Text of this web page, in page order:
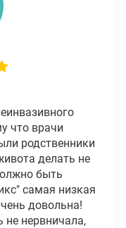
что врачи
родственники
делать не
быть
самая низкая
довольна!
нервничала,